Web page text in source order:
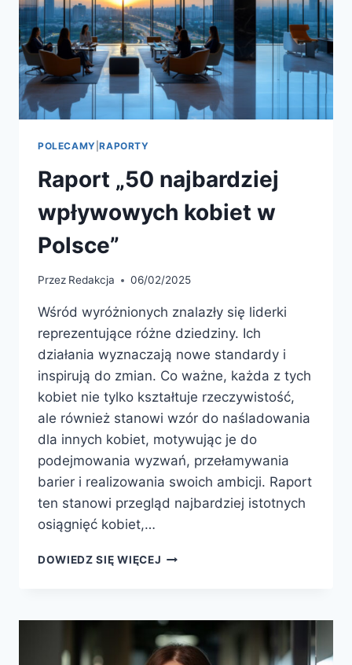
POLECAMY |RAPORTY
Raport „50 najbardziej
wpływowych kobiet w
Polsce”
Przez Redakcja 06/02/2025
Wśród wyróżnionych znalazły się liderki
reprezentujące różne dziedziny. Ich
działania wyznaczają nowe standardy i
inspirują do zmian. Co ważne, każda z tych
kobiet nie tylko kształtuje rzeczywistość,
ale również stanowi wzór do naśladowania
dla innych kobiet, motywując je do
podejmowania wyzwań, przełamywania
barier i realizowania swoich ambicji. Raport
ten stanowi przegląd najbardziej istotnych
osiągnięć kobiet,…
DOWIEDZ SIĘ WIĘCEJ